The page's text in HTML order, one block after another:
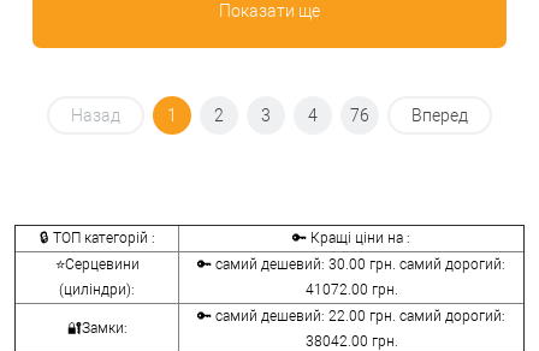
Показати ще
Назад 1 2 3 4 76 Вперед
🔒 ТОП категорій :
🔑 Кращі ціни на :
⭐Серцевини
(циліндри):
🔑 самий дешевий: 30.00 грн. самий дорогий:
41072.00 грн.
🔐Замки:
🔑 самий дешевий: 22.00 грн. самий дорогий:
38042.00 грн.